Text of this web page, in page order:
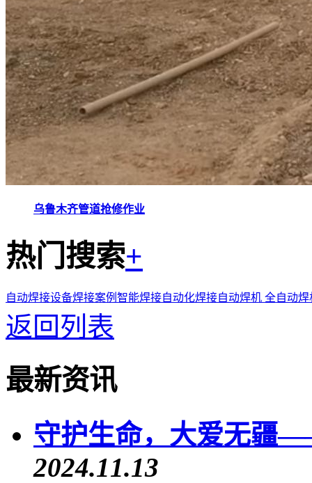
乌鲁木齐管道抢修作业
热门搜索+
自动焊接设备焊接案例 智能焊接自动化焊接自动焊机 全自动
返回列表
最新资讯
守护生命，大爱无疆
2024.11.13